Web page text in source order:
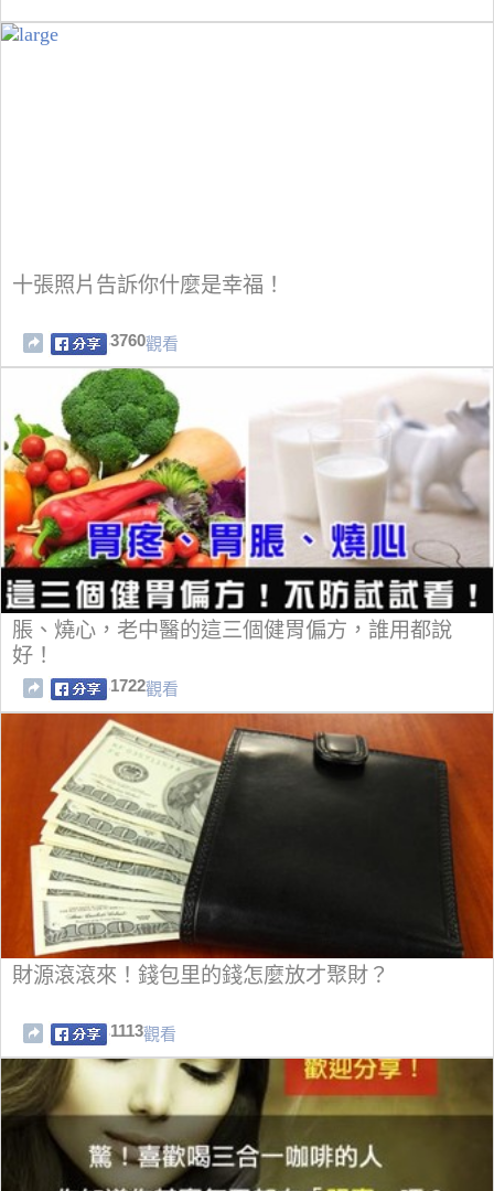
十張照片告訴你什麼是幸福！
3760觀看
脹、燒心，老中醫的這三個健胃偏方，誰用都說
好！
1722觀看
財源滾滾來！錢包里的錢怎麼放才聚財？
1113觀看